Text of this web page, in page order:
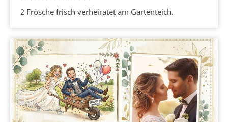
2 Frösche frisch verheiratet am Gartenteich.